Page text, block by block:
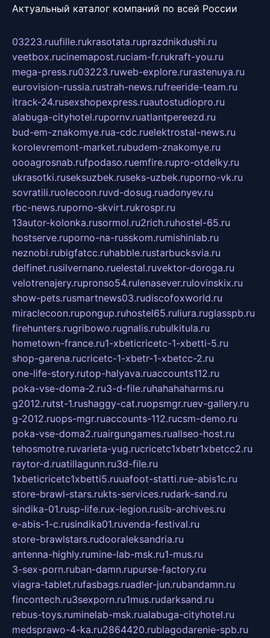
Актуальный каталог компаний по всей России
03223.ruufille.rukrasotata.ruprazdnikdushi.ru
veetbox.rucinemapost.ruciam-fr.rukraft-you.ru
mega-press.ru03223.ruweb-explore.rurastenuya.ru
eurovision-russia.rustrah-news.rufreeride-team.ru
itrack-24.rusexshopexpress.ruautostudiopro.ru
alabuga-cityhotel.rupornv.ruatlantpereezd.ru
bud-em-znakomye.rua-cdc.ruelektrostal-news.ru
korolevremont-market.rubudem-znakomye.ru
oooagrosnab.rufpodaso.ruemfire.rupro-otdelky.ru
ukrasotki.ruseksuzbek.ruseks-uzbek.ruporno-vk.ru
sovratili.ruolecoon.ruvd-dosug.ruadonyev.ru
rbc-news.ruporno-skvirt.rukrospr.ru
13autor-kolonka.rusormol.ru2rich.ruhostel-65.ru
hostserve.ruporno-na-russkom.rumishinlab.ru
neznobi.rubigfatcc.ruhabble.rustarbucksvia.ru
delfinet.rusilvernano.ruelestal.ruvektor-doroga.ru
velotrenajery.rupronso54.rulenasever.rulovinskix.ru
show-pets.rusmartnews03.rudiscofoxworld.ru
miraclecoon.rupongup.ruhostel65.ruliura.ruglasspb.ru
firehunters.rugribowo.rugnalis.rubulkitula.ru
hometown-france.ru1-xbeticricetc-1-xbetti-5.ru
shop-garena.rucricetc-1-xbetr-1-xbetcc-2.ru
one-life-story.rutop-halyava.ruaccounts112.ru
poka-vse-doma-2.ru3-d-file.ruhahahaharms.ru
g2012.rutst-1.rushaggy-cat.ruopsmgr.ruev-gallery.ru
g-2012.ruops-mgr.ruaccounts-112.rucsm-demo.ru
poka-vse-doma2.ruairgungames.ruallseo-host.ru
tehosmotre.ruvarieta-yug.rucricetc1xbetr1xbetcc2.ru
raytor-d.ruatillagunn.ru3d-file.ru
1xbeticricetc1xbetti5.ruuafoot-statti.rue-abis1c.ru
store-brawl-stars.rukts-services.rudark-sand.ru
sindika-01.rusp-life.rux-legion.rusib-archives.ru
e-abis-1-c.rusindika01.ruvenda-festival.ru
store-brawlstars.rudooraleksandria.ru
antenna-highly.rumine-lab-msk.ru1-mus.ru
3-sex-porn.ruban-damn.rupurse-factory.ru
viagra-tablet.rufasbags.ruadler-jun.rubandamn.ru
fincontech.ru3sexporn.ru1mus.rudarksand.ru
rebus-toys.ruminelab-msk.rualabuga-cityhotel.ru
medsprawo-4-ka.ru2864420.rublagodarenie-spb.ru